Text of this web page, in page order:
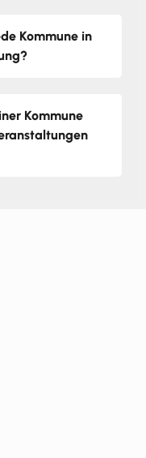
Kommune in
Kommune